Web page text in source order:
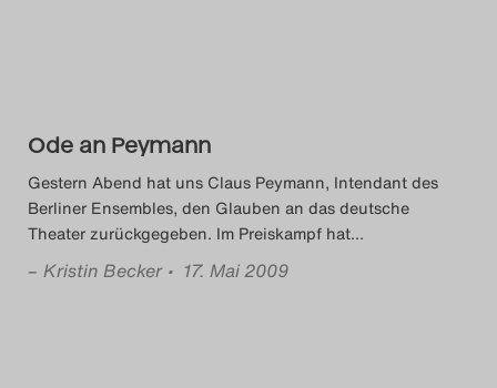
Das Theatertreffen-Blog
2024
Das Theatertreffen-Blog
2025
Ode an Peymann
Gestern Abend hat uns Claus Peymann, Intendant des
Berliner Ensembles, den Glauben an das deutsche
Theater zurückgegeben. Im Preiskampf hat…
– Kristin Becker • 17. Mai 2009